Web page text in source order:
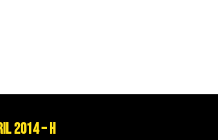
2014 – H